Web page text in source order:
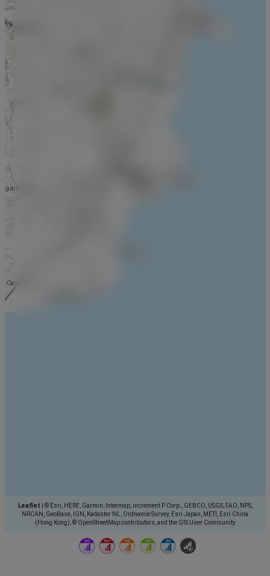
Leaflet
© Esri, HERE, Garmin, Intermap, increment P Corp., GEBCO, USGS, FAO, NPS,
NRCAN, GeoBase, IGN, Kadaster NL, Ordnance Survey, Esri Japan, METI, Esri China
(Hong Kong), © OpenStreetMap contributors, and the GIS User Community